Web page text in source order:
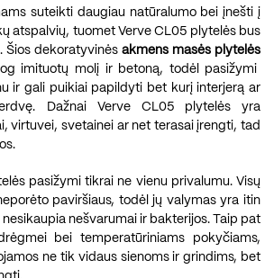
suteikti daugiau natūralumo bei įnešti į
atspalvių, tuomet Verve CL05 plytelės bus
Šios dekoratyvinės akmens masės plytelės
imituotų molį ir betoną, todėl pasižymi
ir gali puikiai papildyti bet kurį interjerą ar
Dažnai Verve CL05 plytelės yra
virtuvei, svetainei ar net terasai įrengti, tad
pasižymi tikrai ne vienu privalumu. Visų
paviršiaus, todėl jų valymas yra itin
nešvarumai ir bakterijos. Taip pat
bei temperatūriniams pokyčiams,
ne tik vidaus sienoms ir grindims, bet